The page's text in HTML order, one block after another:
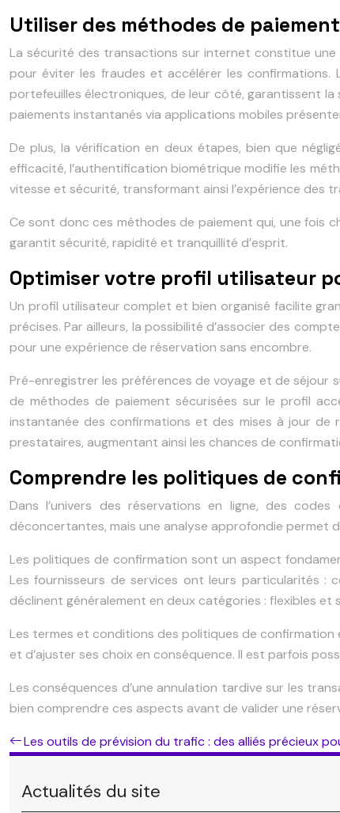
Utiliser des méthodes de
La sécurité des transactions sur internet constitue une
pour éviter les fraudes et accélérer les confirmations.
portefeuilles électroniques, de leur côté, garantissent
paiements instantanés via applications mobiles
De plus, la vérification en deux étapes, bien que
efficacité, l’authentification biométrique modifie les
vitesse et sécurité, transformant ainsi l’expérience des
Ce sont donc ces méthodes de paiement qui, une fois
garantit sécurité, rapidité et tranquillité d’esprit.
Optimiser votre profil utilisateur
Un profil utilisateur complet et bien organisé facilite
précises. Par ailleurs, la possibilité d’associer des
pour une expérience de réservation sans encombre.
Pré-enregistrer les préférences de voyage et de séjour
de méthodes de paiement sécurisées sur le profil
instantanée des confirmations et des mises à jour de
prestataires, augmentant ainsi les chances de
Comprendre les politiques de
Dans l’univers des réservations en ligne, des
déconcertantes, mais une analyse approfondie permet
Les politiques de confirmation sont un aspect
Les fournisseurs de services ont leurs particularités :
déclinent généralement en deux catégories : flexibles
Les termes et conditions des politiques de confirmation
et d’ajuster ses choix en conséquence. Il est parfois
Les conséquences d’une annulation tardive sur les
bien comprendre ces aspects avant de valider une
Les outils de prévision du trafic : des alliés précieux
Actualités du site